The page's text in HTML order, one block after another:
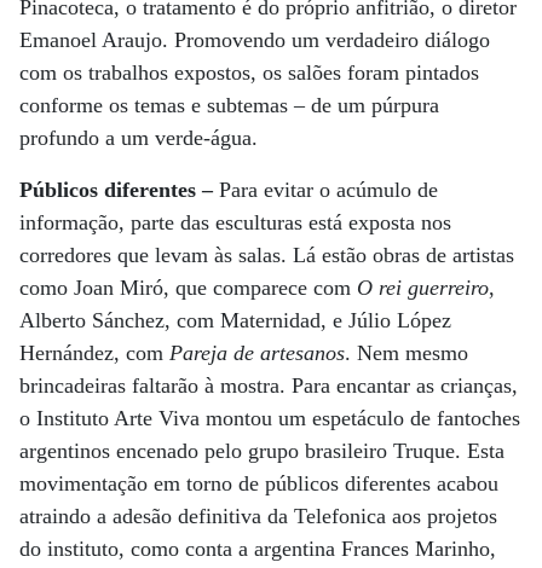
Pinacoteca, o tratamento é do próprio anfitrião, o diretor
Emanoel Araujo. Promovendo um verdadeiro diálogo
com os trabalhos expostos, os salões foram pintados
conforme os temas e subtemas – de um púrpura
profundo a um verde-água.
Públicos diferentes –Para evitar o acúmulo de
informação, parte das esculturas está exposta nos
corredores que levam às salas. Lá estão obras de artistas
como Joan Miró, que comparece com O rei guerreiro,
Alberto Sánchez, com Maternidad, e Júlio López
Hernández, com Pareja de artesanos. Nem mesmo
brincadeiras faltarão à mostra. Para encantar as crianças,
o Instituto Arte Viva montou um espetáculo de fantoches
argentinos encenado pelo grupo brasileiro Truque. Esta
movimentação em torno de públicos diferentes acabou
atraindo a adesão definitiva da Telefonica aos projetos
do instituto, como conta a argentina Frances Marinho,